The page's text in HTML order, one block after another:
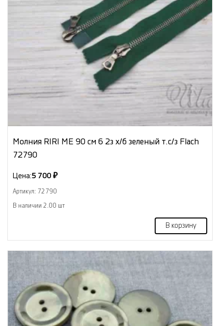
Молния RIRI МЕ 90 см 6 2з х/б зеленый т.с/з Flach
72790
Цена:5 700 ₽
Артикул: 72790
В наличии 2.00 шт
В корзину